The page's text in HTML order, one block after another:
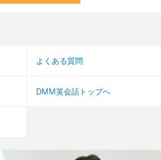
よくある質問
DMM英会話トップへ